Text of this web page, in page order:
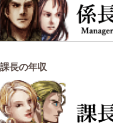
課長の年収